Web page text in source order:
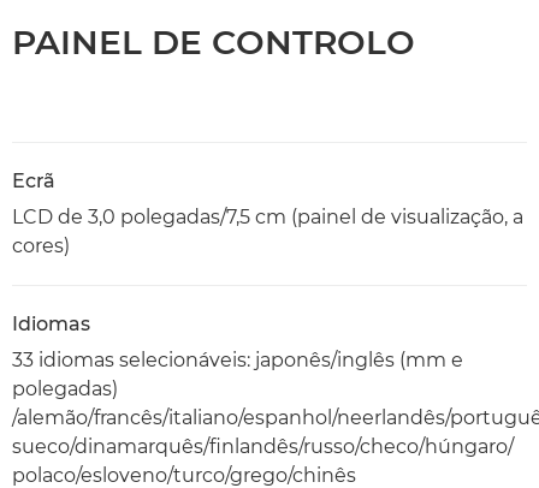
PAINEL DE CONTROLO
Ecrã
LCD de 3,0 polegadas/7,5 cm (painel de visualização, a
cores)
Idiomas
33 idiomas selecionáveis: japonês/inglês (mm e
polegadas)
/alemão/francês/italiano/espanhol/neerlandês/
sueco/dinamarquês/finlandês/russo/checo/húngaro/
polaco/esloveno/turco/grego/chinês